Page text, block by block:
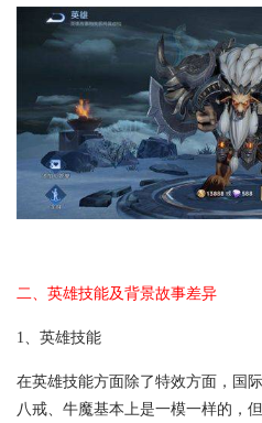
二、英雄技能及背景故事差异
1、英雄技能
在英雄技能方面除了特效方面，国
八戒、牛魔基本上是一模一样的，